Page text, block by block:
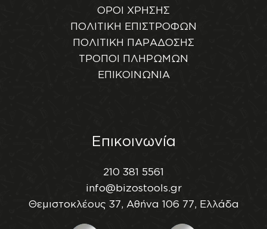
ΟΡΟΙ ΧΡΗΣΗΣ
ΠΟΛΙΤΙΚΗ ΕΠΙΣΤΡΟΦΩΝ
ΠΟΛΙΤΙΚΗ ΠΑΡΑΔΟΣΗΣ
ΤΡΟΠΟΙ ΠΛΗΡΩΜΩΝ
ΕΠΙΚΟΙΝΩΝΙΑ
Επικοινωνία
210 381 5561
info@bizostools.gr
Θεμιστοκλέους 37, Αθήνα 106 77, Ελλάδα